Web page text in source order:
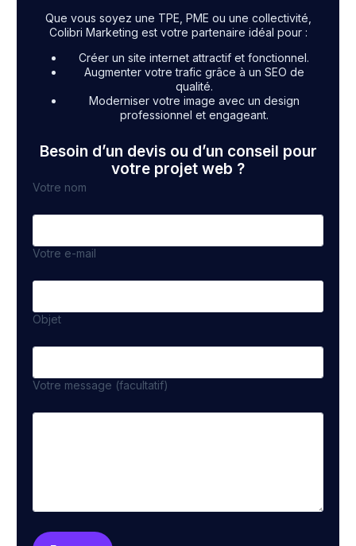
Que vous soyez une TPE, PME ou une collectivité,
Colibri Marketing est votre partenaire idéal pour :
Créer un site internet attractif et fonctionnel.
Augmenter votre trafic grâce à un SEO de
qualité.
Moderniser votre image avec un design
professionnel et engageant.
Besoin d’un devis ou d’un conseil pour
votre projet web ?
Votre nom
Votre e-mail
Objet
Votre message (facultatif)